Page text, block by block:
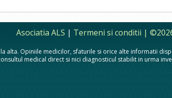
Asociatia ALS | Termeni si conditii |
alta. Opiniile medicilor, sfaturile si orice alte informatii
medical direct si nici diagnosticul stabilit in urma